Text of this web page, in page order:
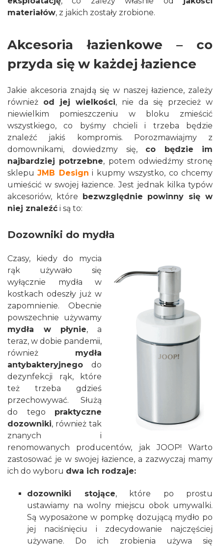
materiałów, z jakich zostały zrobione.
Akcesoria łazienkowe – co
przyda się w każdej łazience
Jakie akcesoria znajdą się w naszej łazience, zależy
również od jej wielkości, nie da się przecież w
niewielkim pomieszczeniu w bloku zmieścić
wszystkiego, co byśmy chcieli i trzeba będzie
znaleźć jakiś kompromis. Porozmawiajmy z
domownikami, dowiedzmy się, co będzie im
najbardziej potrzebne, potem odwiedźmy stronę
sklepuJMB Design i kupmy wszystko, co chcemy
umieścić w swojej łazience. Jest jednak kilka typów
akcesoriów, które bezwzględnie powinny się w
niej znaleźć i są to:
Dozowniki do mydła
Czasy, kiedy do mycia
rąk używało się
wyłącznie mydła w
kostkach odeszły już w
zapomnienie. Obecnie
powszechnie używamy
mydła w płynie, a
teraz, w dobie pandemii,
również mydła
antybakteryjnego do
dezynfekcji rąk, które
też trzeba gdzieś
przechowywać. Służą
do tego praktyczne
dozowniki, również tak
znanych i
renomowanych producentów, jak JOOP! Warto
zastosować je w swojej łazience, a zazwyczaj mamy
ich do wyboru dwa ich rodzaje:
dozowniki stojące, które po prostu
ustawiamy na wolny miejscu obok umywalki.
Są wyposażone w pompkę dozującą mydło po
jej naciśnięciu i zdecydowanie najczęściej
używane. Do ich zrobienia używa się